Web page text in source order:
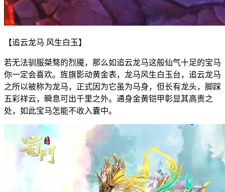
【追云龙马 风生白玉】
若无法驯服桀骜的烈魇，那么如追云龙马这般仙气十足的宝马
你一定会喜欢。旌旗影动黄金表，龙马风生白玉台，追云龙马
之所以被称为龙马，正式因为它虽为马身，但长有龙头，脚踩
五彩祥云，瞬息可出千里之外。通身金黄铠甲彰显其高贵之
处，如此宝马怎能不收入囊中。